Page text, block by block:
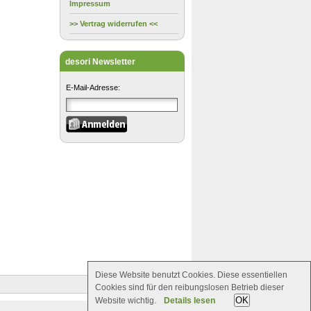
Impressum
>> Vertrag widerrufen <<
desori Newsletter
E-Mail-Adresse:
Diese Website benutzt Cookies. Diese essentiellen
Cookies sind für den reibungslosen Betrieb dieser
Website wichtig.
Details lesen OK